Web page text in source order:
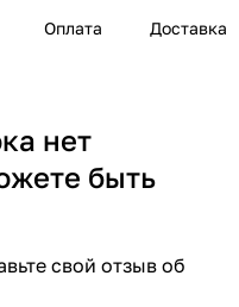
Оплата Доставка
нет
быть
свой отзыв об